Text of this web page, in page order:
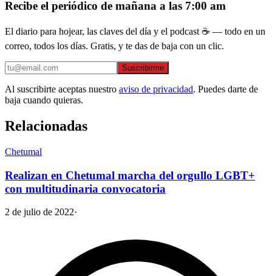
Recibe el periódico de mañana a las 7:00 am
El diario para hojear, las claves del día y el podcast ☕ — todo en un
correo, todos los días. Gratis, y te das de baja con un clic.
Suscribirme
Al suscribirte aceptas nuestro aviso de privacidad. Puedes darte de
baja cuando quieras.
Relacionadas
Chetumal
Realizan en Chetumal marcha del orgullo LGBT+
con multitudinaria convocatoria
2 de julio de 2022·